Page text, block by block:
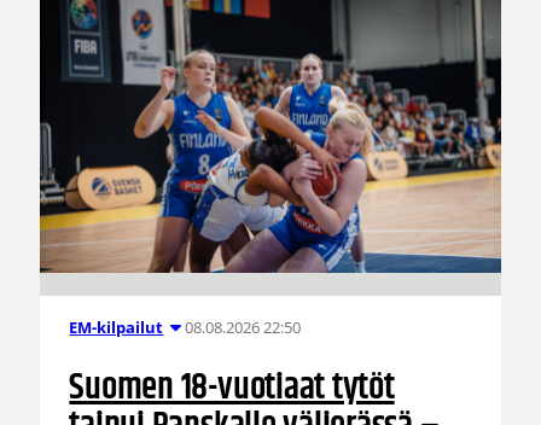
EM-kilpailut 08.08.2026 22:50
Suomen 18-vuotiaat tytöt